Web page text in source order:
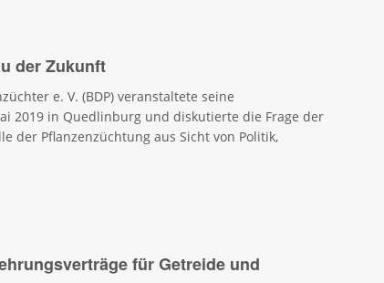
der Zukunft
e. V. (BDP) veranstaltete seine
2019 in Quedlinburg und diskutierte die Frage der
der Pflanzenzüchtung aus Sicht von Politik,
für Getreide und